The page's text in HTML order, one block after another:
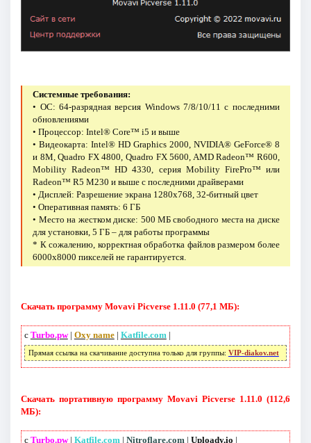
Системные требования:
• ОС: 64-разрядная версия Windows 7/8/10/11 с последними
обновлениями
• Процессор: Intel® Core™ i5 и выше
• Видеокарта: Intel® HD Graphics 2000, NVIDIA® GeForce® 8
и 8M, Quadro FX 4800, Quadro FX 5600, AMD Radeon™ R600,
Mobility Radeon™ HD 4330, серия Mobility FirePro™ или
Radeon™ R5 M230 и выше с последними драйверами
• Дисплей: Разрешение экрана 1280х768, 32-битный цвет
• Оперативная память: 6 ГБ
• Место на жестком диске: 500 МБ свободного места на диске
для установки, 5 ГБ – для работы программы
* К сожалению, корректная обработка файлов размером более
6000х8000 пикселей не гарантируется.
Скачать программу Movavi Picverse 1.11.0 (77,1 МБ):
с Turbo.pw| Oxy name| Katfile.com |
Прямая ссылка на скачивание доступна только для группы: VIP-diakov.net
Скачать портативную программу Movavi Picverse 1.11.0 (112,6
МБ):
с Turbo.pw| Katfile.com | Nitroflare.com | Uploady.io |